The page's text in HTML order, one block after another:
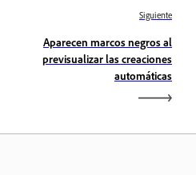
Siguiente
Aparecen marcos negros al
previsualizar las creaciones
automáticas